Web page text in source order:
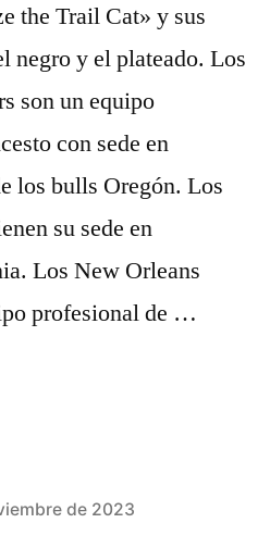
the Trail Cat» y sus
negro y el plateado. Los
son un equipo
con sede en
los bulls Oregón. Los
su sede en
Los New Orleans
profesional de …
de 2023